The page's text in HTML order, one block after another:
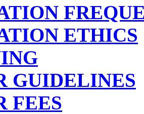
ETHICS
GUIDELINES
FEES